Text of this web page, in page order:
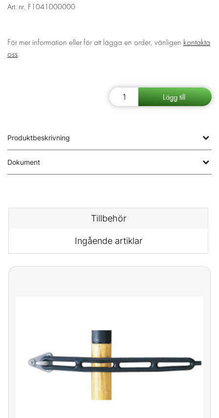
Art. nr. F1041000000
För mer information eller för att lägga en order, vänligen kontakta
oss.
Produktbeskrivning
Dokument
Tillbehör
Ingående artiklar